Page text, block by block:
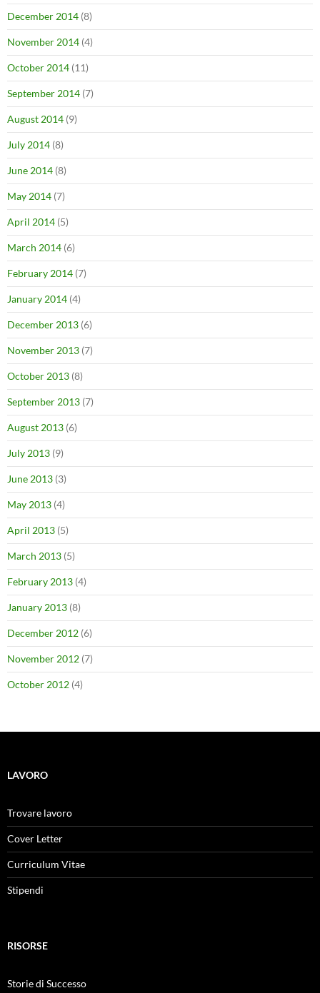
December 2014 (8)
November 2014 (4)
October 2014 (11)
September 2014 (7)
August 2014 (9)
July 2014 (8)
June 2014 (8)
May 2014 (7)
April 2014 (5)
March 2014 (6)
February 2014 (7)
January 2014 (4)
December 2013 (6)
November 2013 (7)
October 2013 (8)
September 2013 (7)
August 2013 (6)
July 2013 (9)
June 2013 (3)
May 2013 (4)
April 2013 (5)
March 2013 (5)
February 2013 (4)
January 2013 (8)
December 2012 (6)
November 2012 (7)
October 2012 (4)
LAVORO
Trovare lavoro
Cover Letter
Curriculum Vitae
Stipendi
RISORSE
Storie di Successo